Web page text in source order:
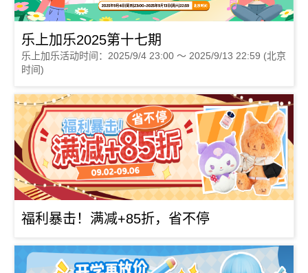
乐上加乐2025第十七期
乐上加乐活动时间：2025/9/4 23:00 ～ 2025/9/13 22:59 (北京
时间)
福利暴击！满减+85折，省不停